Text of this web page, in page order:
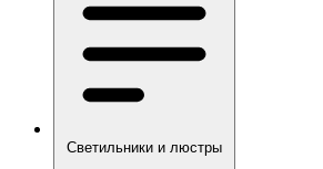
Светильники и люстры